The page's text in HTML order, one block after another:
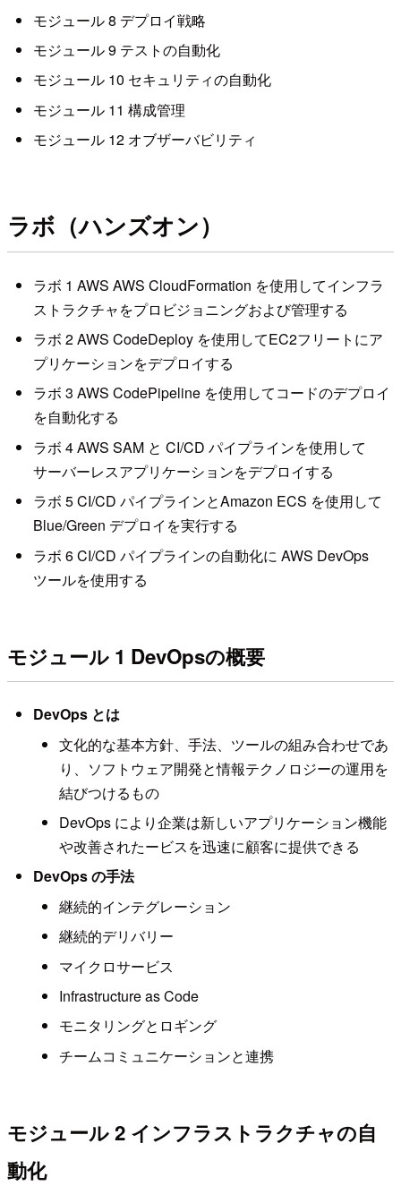
モジュール 8 デプロイ戦略
モジュール 9 テストの自動化
モジュール 10 セキュリティの自動化
モジュール 11 構成管理
モジュール 12 オブザーバビリティ
ラボ（ハンズオン）
ラボ 1 AWS AWS CloudFormation を使用してインフラ
ストラクチャをプロビジョニングおよび管理する
ラボ 2 AWS CodeDeploy を使用してEC2フリートにア
プリケーションをデプロイする
ラボ 3 AWS CodePipeline を使用してコードのデプロイ
を自動化する
ラボ 4 AWS SAM と CI/CD パイプラインを使用して
サーバーレスアプリケーションをデプロイする
ラボ 5 CI/CD パイプラインとAmazon ECS を使用して
Blue/Green デプロイを実行する
ラボ 6 CI/CD パイプラインの自動化に AWS DevOps
ツールを使用する
モジュール 1 DevOpsの概要
DevOps とは
文化的な基本方針、手法、ツールの組み合わせであ
り、ソフトウェア開発と情報テクノロジーの運用を
結びつけるもの
DevOps により企業は新しいアプリケーション機能
や改善されたービスを迅速に顧客に提供できる
DevOps の手法
継続的インテグレーション
継続的デリバリー
マイクロサービス
Infrastructure as Code
モニタリングとロギング
チームコミュニケーションと連携
モジュール 2 インフラストラクチャの自
動化